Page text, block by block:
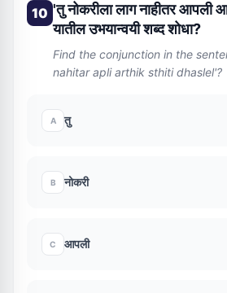
10 'तु नोकरीला लाग नाहीतर आपली
यातील उभयान्वयी शब्द शोधा?
Find the conjunction in the
nahitar apli arthik sthiti dhaslel'?
A तु
B नोकरी
C आपली